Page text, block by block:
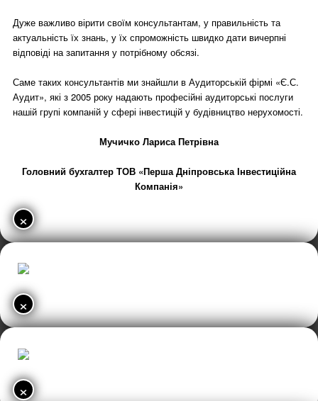
Дуже важливо вірити своїм консультантам, у правильність та
актуальність їх знань, у їх спроможність швидко дати вичерпні
відповіді на запитання у потрібному обсязі.
Саме таких консультантів ми знайшли в Аудиторській фірмі «Є.С.
Аудит», які з 2005 року надають професійні аудиторські послуги
нашій групі компаній у сфері інвестицій у будівництво нерухомості.
Мучичко Лариса Петрівна
Головний бухгалтер ТОВ «Перша Дніпровська Інвестиційна
Компанія»
×
×
×